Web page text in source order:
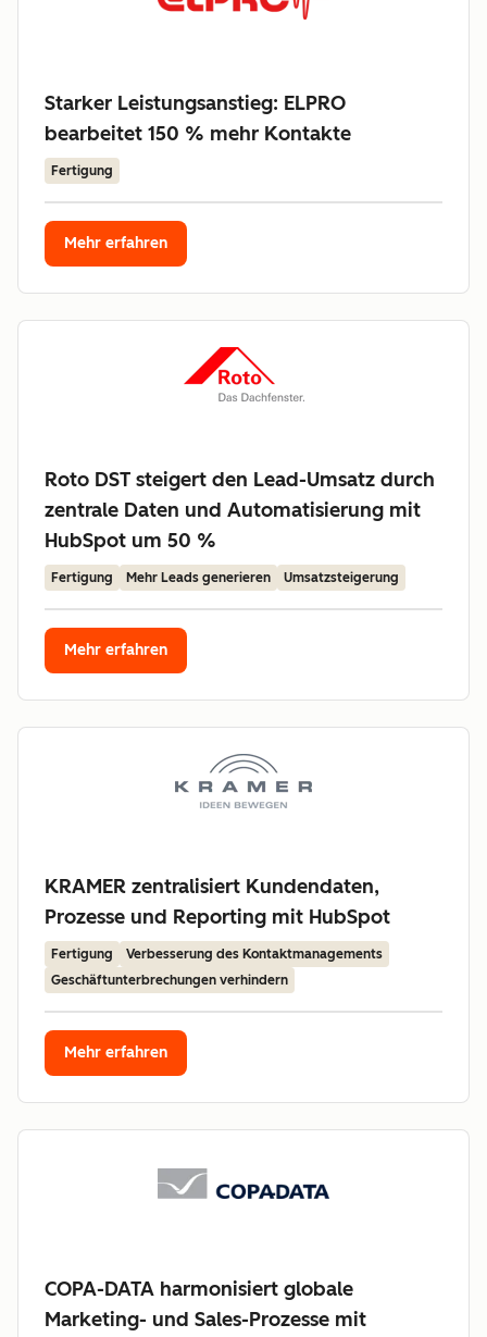
Starker Leistungsanstieg: ELPRO
bearbeitet 150 % mehr Kontakte
Fertigung
Mehr erfahren
Roto DST steigert den Lead-Umsatz durch
zentrale Daten und Automatisierung mit
HubSpot um 50 %
Fertigung Mehr Leads generieren Umsatzsteigerung
Mehr erfahren
KRAMER zentralisiert Kundendaten,
Prozesse und Reporting mit HubSpot
Fertigung
Verbesserung des Kontaktmanagements
Geschäftunterbrechungen verhindern
Mehr erfahren
COPA-DATA harmonisiert globale
Marketing- und Sales-Prozesse mit